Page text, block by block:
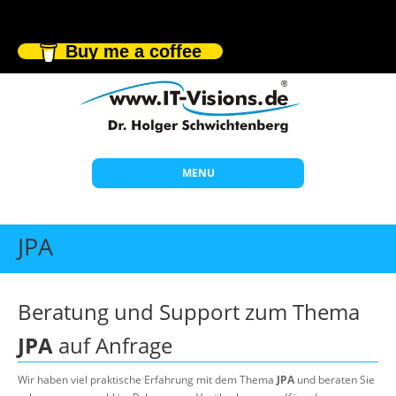
Buy me a coffee
MENU
Start
Individuelle Schulungen
Offene Seminare
Wissen
JPA
Beratung und Support zum Thema
JPA auf Anfrage
Wir haben viel praktische Erfahrung mit dem Thema JPA und beraten Sie